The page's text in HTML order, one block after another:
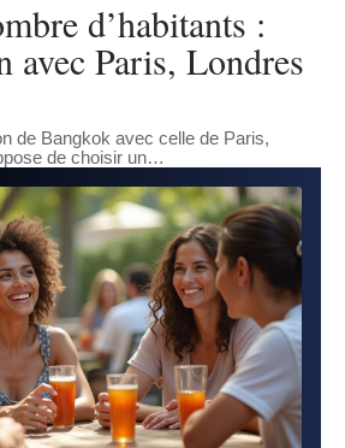
d’habitants :
avec Paris, Londres
de Bangkok avec celle de Paris,
de choisir un…